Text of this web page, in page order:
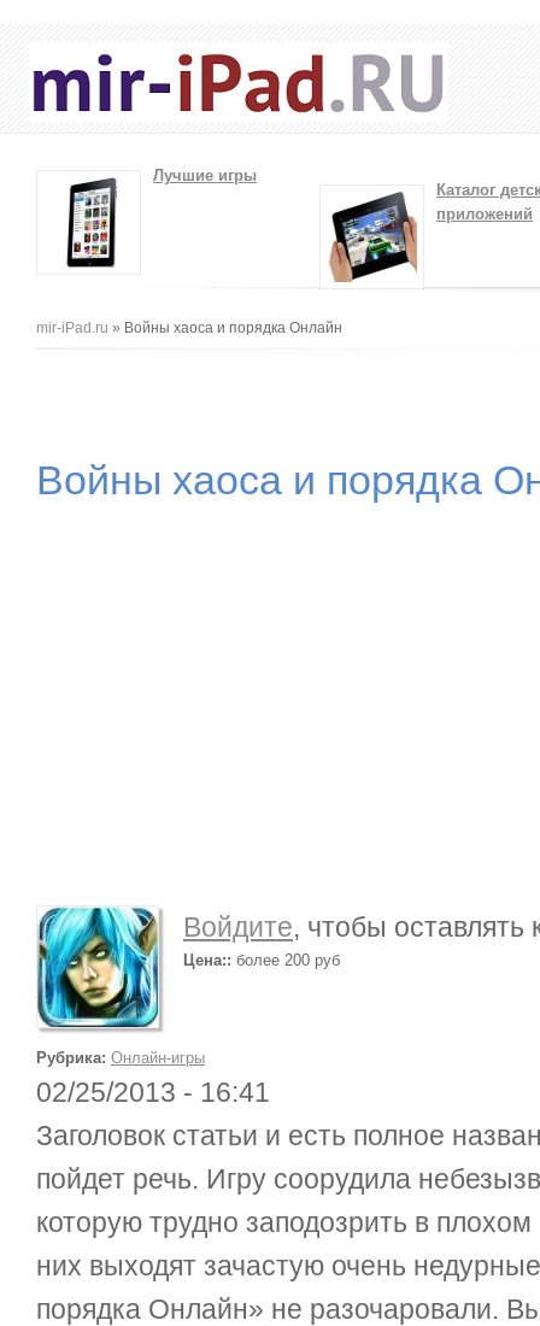
Лучшие игры
Каталог
приложений
Вы здесь
mir-iPad.ru » Войны хаоса и порядка Oнлайн
Войны хаоса и порядка
Войдите, чтобы
Цена:: более 200 руб
Рубрика: Онлайн-игры
02/25/2013 - 16:41
Заголовок статьи и есть полное
пойдет речь. Игру соорудила
которую трудно заподозрить в
них выходят зачастую очень
порядка Oнлайн» не разочаровали.